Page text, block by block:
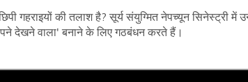
गहराइयों की तलाश है? सूर्य संयुग्मित नेपच्यून सिनेस्ट्री में
देखने वाला' बनाने के लिए गठबंधन करते हैं।